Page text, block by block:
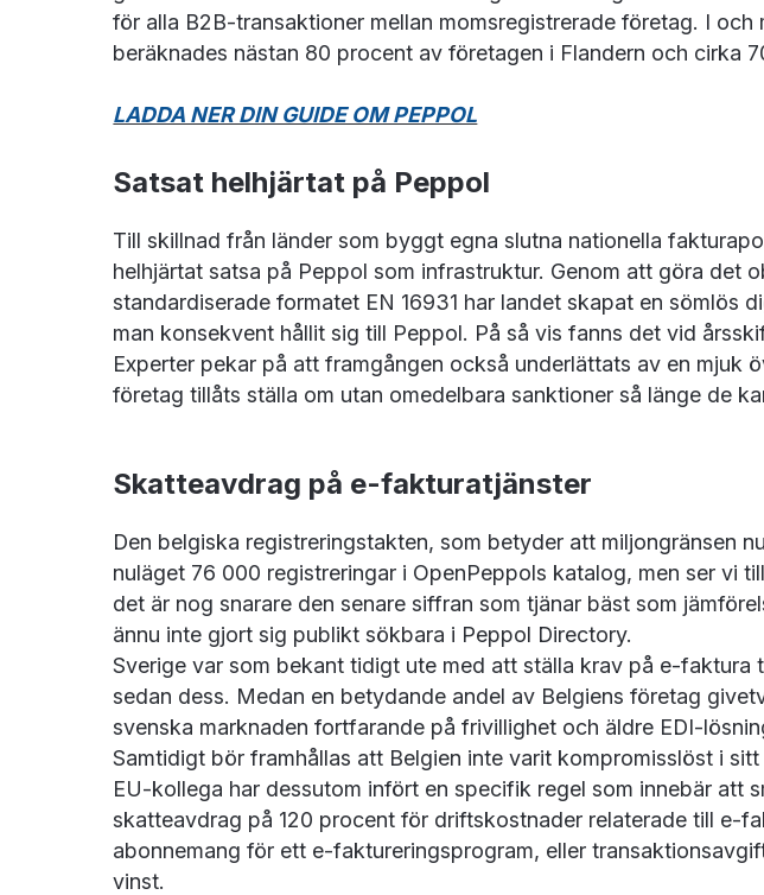
för alla B2B-transaktioner mellan momsregistrerade företag. I
beräknades nästan 80 procent av företagen i Flandern och cirka
LADDA NER DIN GUIDE OM PEPPOL
Satsat helhjärtat på Peppol
Till skillnad från länder som byggt egna slutna nationella
helhjärtat satsa på Peppol som infrastruktur. Genom att göra
standardiserade formatet EN 16931 har landet skapat en
man konsekvent hållit sig till Peppol. På så vis fanns det vid
Experter pekar på att framgången också underlättats av en mjuk
företag tillåts ställa om utan omedelbara sanktioner så länge de
Skatteavdrag på e-fakturatjänster
Den belgiska registreringstakten, som betyder att miljongränsen
nuläget 76 000 registreringar i OpenPeppols katalog, men ser vi
det är nog snarare den senare siffran som tjänar bäst som
ännu inte gjort sig publikt sökbara i Peppol Directory.
Sverige var som bekant tidigt ute med att ställa krav på e-
sedan dess. Medan en betydande andel av Belgiens företag
svenska marknaden fortfarande på frivillighet och äldre EDI-
Samtidigt bör framhållas att Belgien inte varit kompromisslöst i
EU-kollega har dessutom infört en specifik regel som innebär
skatteavdrag på 120 procent för driftskostnader relaterade till e-
abonnemang för ett e-faktureringsprogram, eller
vinst.